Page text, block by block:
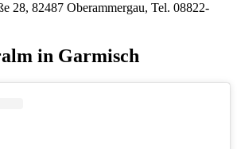
28, 82487 Oberammergau, Tel. 08822-
in Garmisch